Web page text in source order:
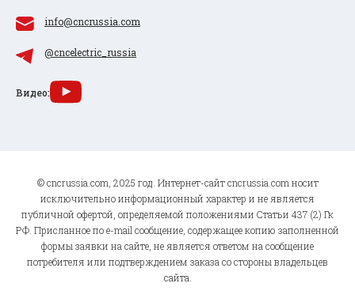
info@cncrussia.com
@cncelectric_russia
Видео:
© cncrussia.com, 2025 год. Интернет-сайт cncrussia.com носит
исключительно информационный характер и не является
публичной офертой, определяемой положениями Статьи 437 (2) Гк
РФ. Присланное по e-mail сообщение, содержащее копию заполненной
формы заявки на сайте, не является ответом на сообщение
потребителя или подтверждением заказа со стороны владельцев
сайта.